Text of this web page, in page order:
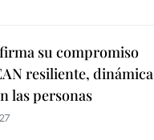
su compromiso
resiliente, dinámica
las personas